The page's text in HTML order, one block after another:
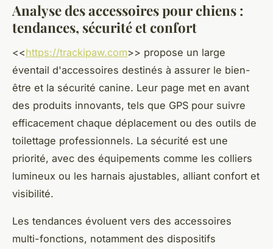
Analyse des accessoires pour chiens :
tendances, sécurité et confort
<<https://trackipaw.com>> propose un large
éventail d'accessoires destinés à assurer le bien-
être et la sécurité canine. Leur page met en avant
des produits innovants, tels que GPS pour suivre
efficacement chaque déplacement ou des outils de
toilettage professionnels. La sécurité est une
priorité, avec des équipements comme les colliers
lumineux ou les harnais ajustables, alliant confort et
visibilité.
Les tendances évoluent vers des accessoires
multi-fonctions, notamment des dispositifs